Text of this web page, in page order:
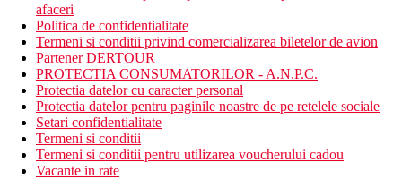
afaceri
Politica de confidentialitate
Termeni si conditii privind comercializarea biletelor de avion
Partener DERTOUR
PROTECTIA CONSUMATORILOR - A.N.P.C.
Protectia datelor cu caracter personal
Protectia datelor pentru paginile noastre de pe retelele sociale
Setari confidentialitate
Termeni si conditii
Termeni si conditii pentru utilizarea voucherului cadou
Vacante in rate